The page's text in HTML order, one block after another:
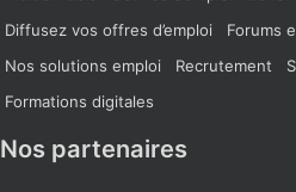
Diffusez vos offres d’emploi
Forums
Nos solutions emploi
Recrutement
Formations digitales
Nos partenaires